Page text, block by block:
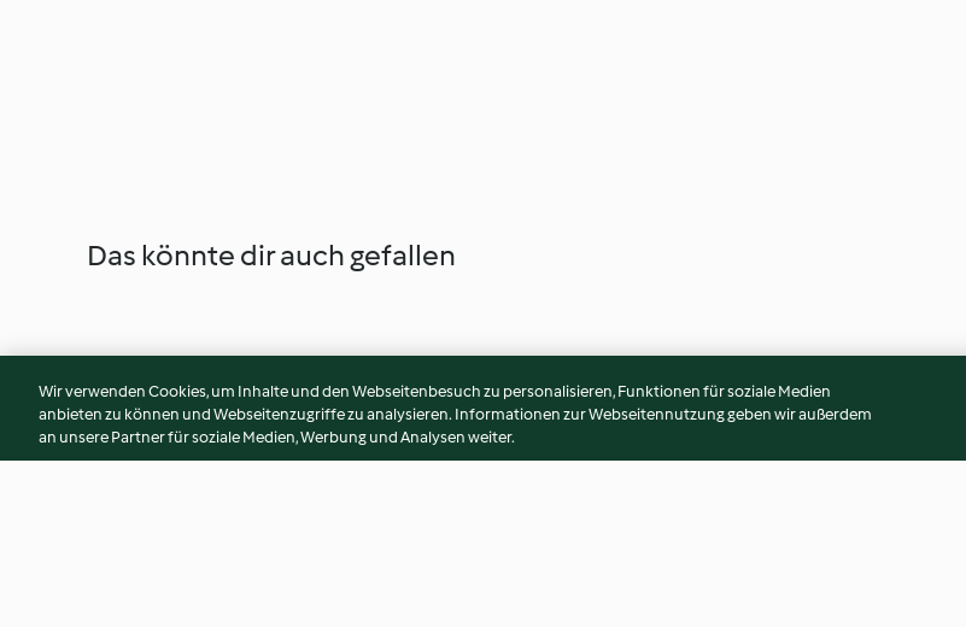
Das könnte dir auch gefallen
Wir verwenden Cookies, um Inhalte und den Webseitenbesuch zu personalisieren, Funktionen für soziale Medien
anbieten zu können und Webseitenzugriffe zu analysieren. Informationen zur Webseitennutzung geben wir außerdem
an unsere Partner für soziale Medien, Werbung und Analysen weiter.